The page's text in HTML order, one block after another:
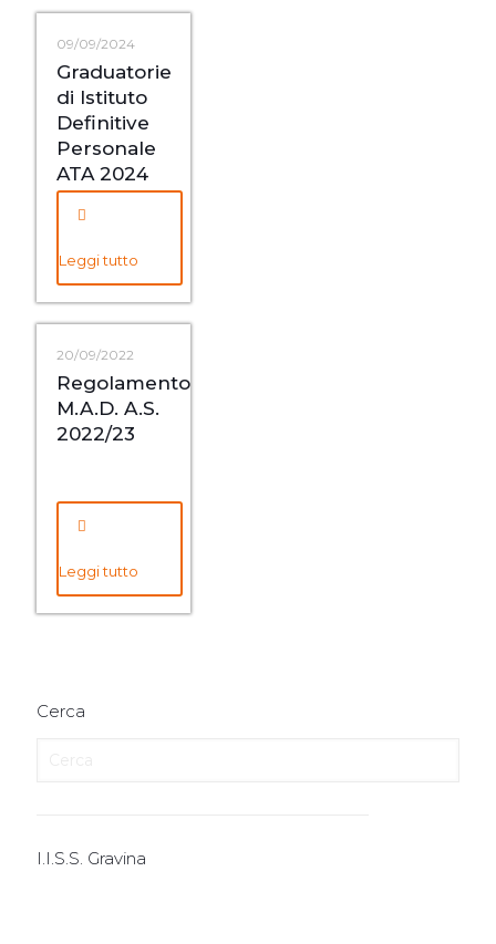
09/09/2024
Graduatorie
di Istituto
Definitive
Personale
ATA 2024
Leggi tutto
20/09/2022
Regolamento
M.A.D. A.S.
2022/23
Leggi tutto
Cerca
I.I.S.S. Gravina